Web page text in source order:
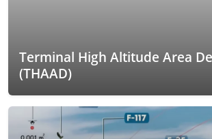
Terminal High Altitude Area
(THAAD)